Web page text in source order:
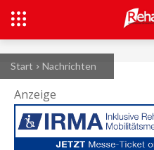
Start Nachrichten
Anzeige